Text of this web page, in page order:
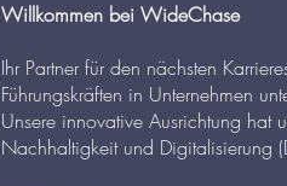
Willkommen bei WideChase
Ihr Partner für den nächsten
Führungskräften in Unternehmen
Unsere innovative Ausrichtung hat
Nachhaltigkeit und Digitalisierung